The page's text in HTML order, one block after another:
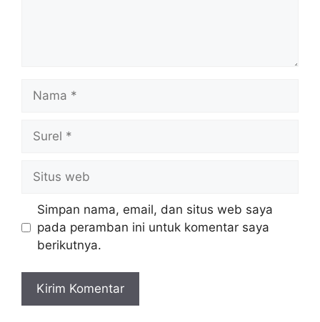
web
Simpan nama, email, dan situs web saya
pada peramban ini untuk komentar saya
berikutnya.